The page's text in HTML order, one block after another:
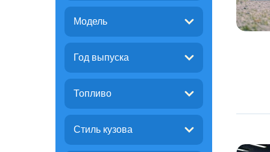
Модель
Год выпуска
Топливо
Стиль кузова